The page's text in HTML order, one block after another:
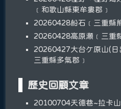
﹝和歌山縣東牟婁郡﹞
20260428船石﹝三重縣
20260428高原瀬﹝三重
20260427大台ケ原山(日
三重縣多氣郡﹞
歷史回顧文章
20100704天德巷~拉卡